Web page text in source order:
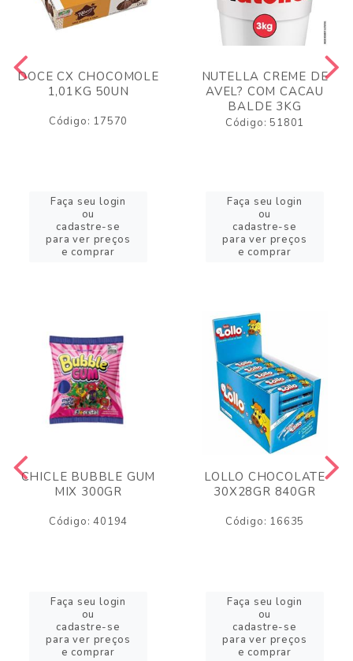
DOCE CX CHOCOMOLE
1,01KG 50UN
Código: 17570
Faça seu login
ou
cadastre-se
para ver preços
e comprar
NUTELLA CREME DE
AVEL? COM CACAU
BALDE 3KG
Código: 51801
Faça seu login
ou
cadastre-se
para ver preços
e comprar
CHICLE BUBBLE GUM
MIX 300GR
Código: 40194
Faça seu login
ou
cadastre-se
para ver preços
e comprar
LOLLO CHOCOLATE
30X28GR 840GR
Código: 16635
Faça seu login
ou
cadastre-se
para ver preços
e comprar